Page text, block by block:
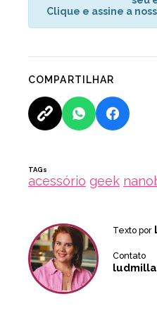
Clique e assine a
COMPARTILHAR
TAGs
acessório geek
Texto por
Contato